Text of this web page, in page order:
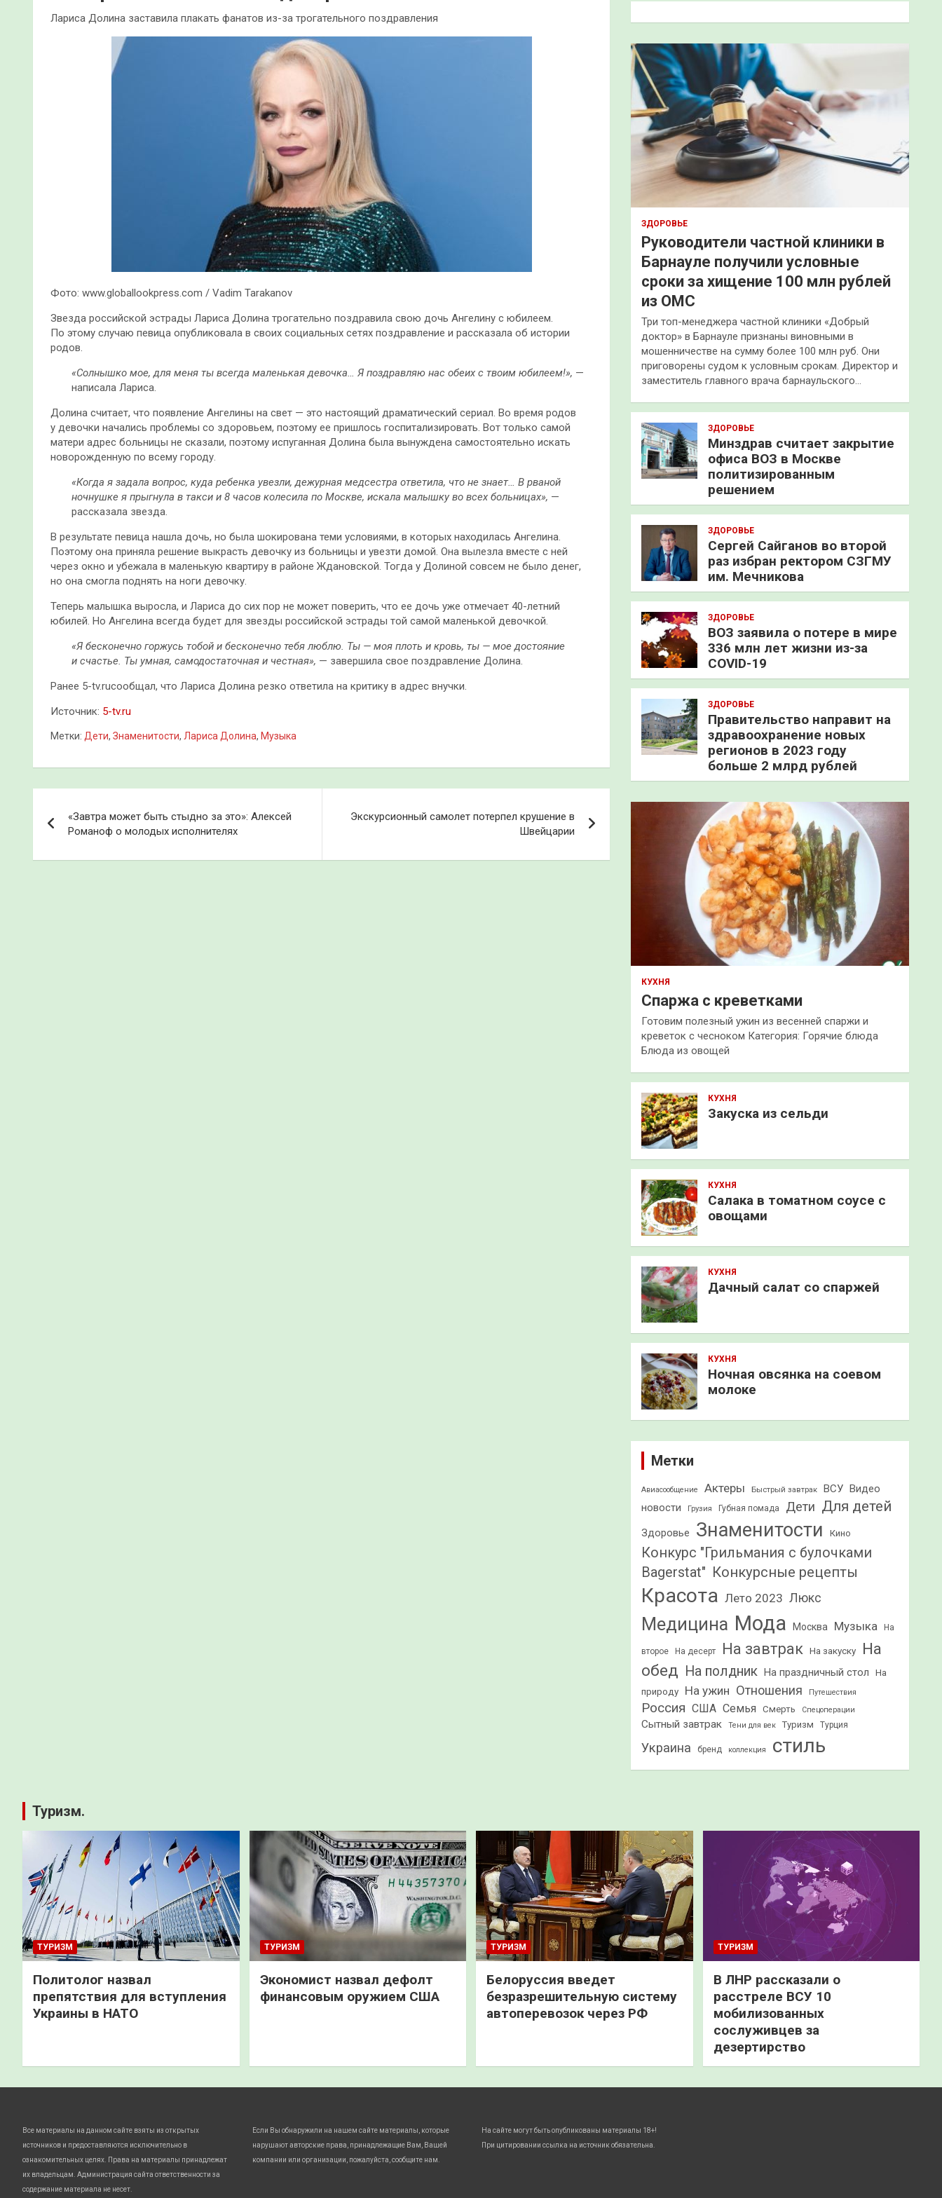
Лариса Долина заставила плакать фанатов из-за трогательного поздравления
Фото: www.globallookpress.com / Vadim Tarakanov
Звезда российской эстрады Лариса Долина трогательно поздравила свою дочь Ангелину с юбилеем.
По этому случаю певица опубликовала в своих социальных сетях поздравление и рассказала об истории
родов.
«Солнышко мое, для меня ты всегда маленькая девочка… Я поздравляю нас обеих с твоим юбилеем!», —
написала Лариса.
Долина считает, что появление Ангелины на свет — это настоящий драматический сериал. Во время родов
у девочки начались проблемы со здоровьем, поэтому ее пришлось госпитализировать. Вот только самой
матери адрес больницы не сказали, поэтому испуганная Долина была вынуждена самостоятельно искать
новорожденную по всему городу.
«Когда я задала вопрос, куда ребенка увезли, дежурная медсестра ответила, что не знает… В рваной
ночнушке я прыгнула в такси и 8 часов колесила по Москве, искала малышку во всех больницах», —
рассказала звезда.
В результате певица нашла дочь, но была шокирована теми условиями, в которых находилась Ангелина.
Поэтому она приняла решение выкрасть девочку из больницы и увезти домой. Она вылезла вместе с ней
через окно и убежала в маленькую квартиру в районе Ждановской. Тогда у Долиной совсем не было денег,
но она смогла поднять на ноги девочку.
Теперь малышка выросла, и Лариса до сих пор не может поверить, что ее дочь уже отмечает 40-летний
юбилей. Но Ангелина всегда будет для звезды российской эстрады той самой маленькой девочкой.
«Я бесконечно горжусь тобой и бесконечно тебя люблю. Ты — моя плоть и кровь, ты — мое достояние
и счастье. Ты умная, самодостаточная и честная», — завершила свое поздравление Долина.
Ранее 5-tv.ruсообщал, что Лариса Долина резко ответила на критику в адрес внучки.
Источник: 5-tv.ru
Метки: Дети, Знаменитости, Лариса Долина, Музыка
по
записям
«Завтра может быть стыдно за это»: Алексей
Романоф о молодых исполнителях
Экскурсионный самолет потерпел крушение в
Швейцарии
к
ЗДОРОВЬЕ
Руководители частной клиники в
Барнауле получили условные
сроки за хищение 100 млн рублей
из ОМС
Три топ-менеджера частной клиники «Добрый
доктор» в Барнауле признаны виновными в
мошенничестве на сумму более 100 млн руб. Они
приговорены судом к условным срокам. Директор и
заместитель главного врача барнаульского…
ЗДОРОВЬЕ
Минздрав считает закрытие
офиса ВОЗ в Москве
политизированным
решением
ЗДОРОВЬЕ
Сергей Сайганов во второй
раз избран ректором СЗГМУ
им. Мечникова
ЗДОРОВЬЕ
ВОЗ заявила о потере в мире
336 млн лет жизни из-за
COVID-19
ЗДОРОВЬЕ
Правительство направит на
здравоохранение новых
регионов в 2023 году
больше 2 млрд рублей
КУХНЯ
Спаржа с креветками
Готовим полезный ужин из весенней спаржи и
креветок с чесноком Категория: Горячие блюда
Блюда из овощей
КУХНЯ
Закуска из сельди
КУХНЯ
Салака в томатном соусе с
овощами
КУХНЯ
Дачный салат со спаржей
КУХНЯ
Ночная овсянка на соевом
молоке
Метки
Авиасообщение Актеры Быстрый завтрак ВСУ Видео
новости
Грузия Губная помада Дети Для детей
Здоровье Знаменитости Кино
Конкурс "Грильмания с булочками
Bagerstat" Конкурсные рецепты
Красота Лето 2023 Люкс
Медицина Мода Москва Музыка На
второе На десерт На завтрак На закуску
На
обед На полдник На праздничный стол
На
природу
На ужин Отношения Путешествия
Россия США Семья Смерть Спецоперации
Сытный завтрак Тени для век Туризм Турция
Украина бренд коллекция стиль
Туризм.
ТУРИЗМ
Политолог назвал
препятствия для вступления
Украины в НАТО
ТУРИЗМ
Экономист назвал дефолт
финансовым оружием США
ТУРИЗМ
Белоруссия введет
безразрешительную систему
автоперевозок через РФ
ТУРИЗМ
В ЛНР рассказали о
расстреле ВСУ 10
мобилизованных
сослуживцев за
дезертирство
Все материалы на данном сайте взяты из открытых
источников и предоставляются исключительно в
ознакомительных целях. Права на материалы принадлежат
их владельцам. Администрация сайта ответственности за
содержание материала не несет.
Если Вы обнаружили на нашем сайте материалы, которые
нарушают авторские права, принадлежащие Вам, Вашей
компании или организации, пожалуйста, сообщите нам.
На сайте могут быть опубликованы материалы 18+!
При цитировании ссылка на источник обязательна.